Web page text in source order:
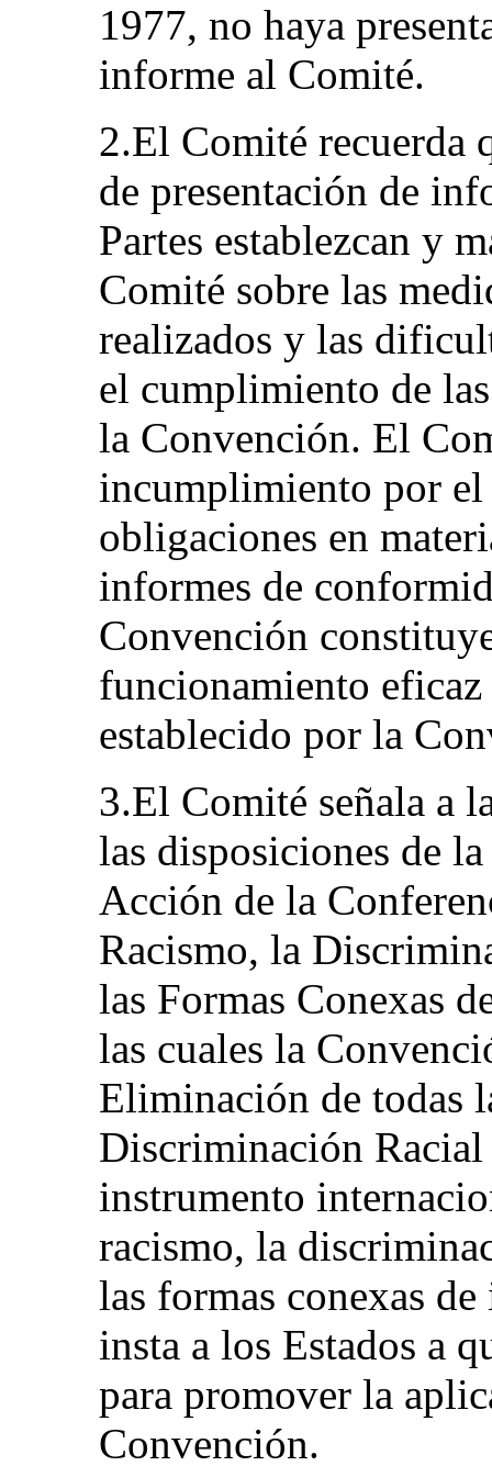
1977, no haya
informe al Comité.
2.El Comité recuerda
de presentación de
Partes establezcan y
Comité sobre las
realizados y las
el cumplimiento de
la Convención. El
incumplimiento por el
obligaciones en
informes de
Convención
funcionamiento
establecido por la
3.El Comité señala a
las disposiciones de
Acción de la
Racismo, la
las Formas Conexas
las cuales la
Eliminación de todas
Discriminación
instrumento
racismo, la
las formas conexas
insta a los Estados a
para promover la
Convención.